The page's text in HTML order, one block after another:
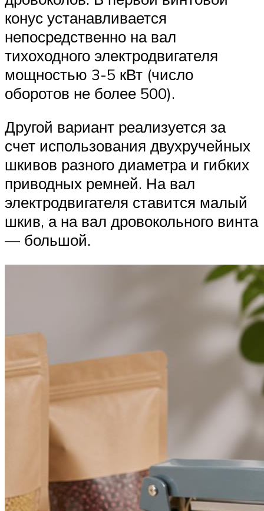
конус устанавливается
непосредственно на вал
тихоходного электродвигателя
мощностью 3-5 кВт (число
оборотов не более 500).
Другой вариант реализуется за
счет использования двухручейных
шкивов разного диаметра и гибких
приводных ремней. На вал
электродвигателя ставится малый
шкив, а на вал дровокольного винта
— большой.